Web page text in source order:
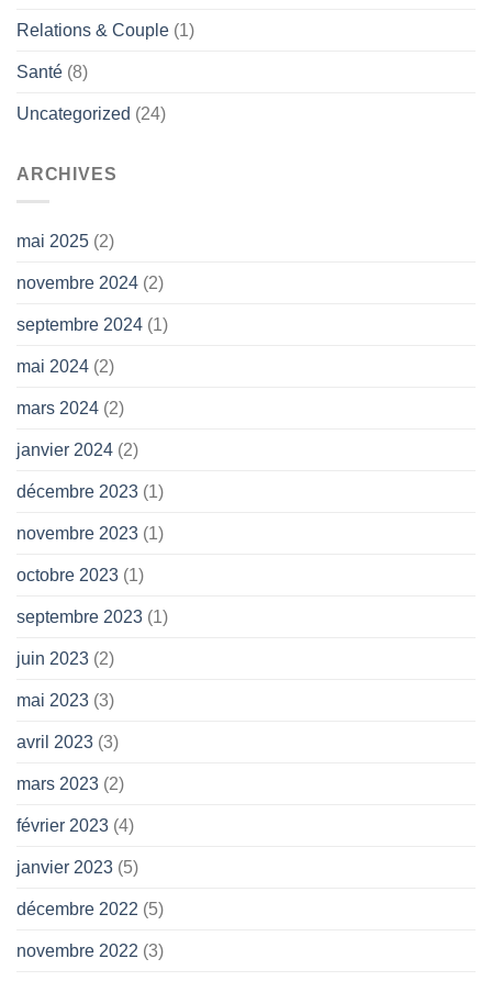
Relations & Couple (1)
Santé (8)
Uncategorized (24)
ARCHIVES
mai 2025 (2)
novembre 2024 (2)
septembre 2024 (1)
mai 2024 (2)
mars 2024 (2)
janvier 2024 (2)
décembre 2023 (1)
novembre 2023 (1)
octobre 2023 (1)
septembre 2023 (1)
juin 2023 (2)
mai 2023 (3)
avril 2023 (3)
mars 2023 (2)
février 2023 (4)
janvier 2023 (5)
décembre 2022 (5)
novembre 2022 (3)